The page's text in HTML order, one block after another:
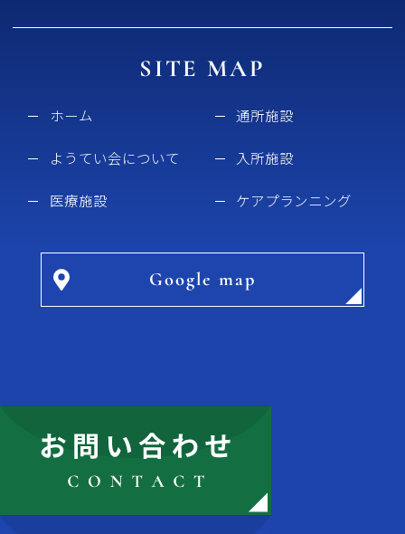
SITE MAP
ホーム 通所施設
ようてい会について 入所施設
医療施設 ケアプランニング
Google map